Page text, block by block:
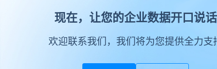
现在，让您的企业数据开口说话
欢迎联系我们，我们将为您提供全力支